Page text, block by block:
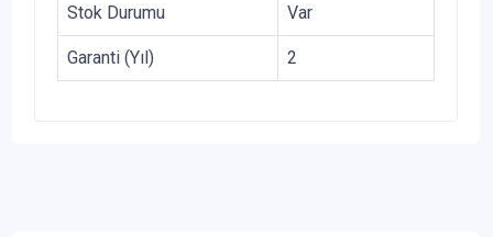
Stok Durumu Var
Garanti (Yıl) 2